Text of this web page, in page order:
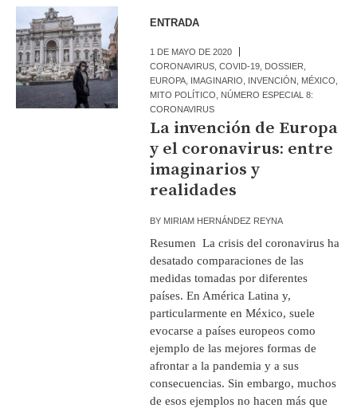
ENTRADA
1 DE MAYO DE 2020
CORONAVIRUS ,COVID-19 DOSSIER
EUROPA IMAGINARIO INVENCIÓN MÉXICO
MITO POLÍTICO
NÚMERO ESPECIAL 8:
CORONAVIRUS
La invención de Europa
y el coronavirus: entre
imaginarios y
realidades
BY MIRIAM HERNÁNDEZ REYNA
Resumen La crisis del coronavirus ha
desatado comparaciones de las
medidas tomadas por diferentes
países. En América Latina y,
particularmente en México, suele
evocarse a países europeos como
ejemplo de las mejores formas de
afrontar a la pandemia y a sus
consecuencias. Sin embargo, muchos
de esos ejemplos no hacen más que